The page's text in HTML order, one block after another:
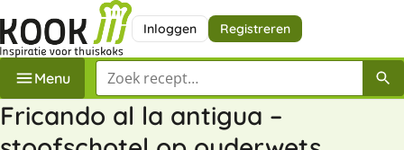
Inloggen Registreren
Menu Zoek een recept
Fricando al la antigua –